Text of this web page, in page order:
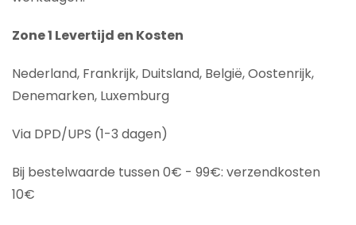
Zone 1 Levertijd en Kosten
Nederland, Frankrijk, Duitsland, België, Oostenrijk,
Denemarken, Luxemburg
Via DPD/UPS (1-3 dagen)
Bij bestelwaarde tussen 0€ - 99€: verzendkosten
10€